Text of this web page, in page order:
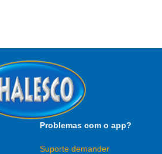
Problemas com o app?
Suporte demander